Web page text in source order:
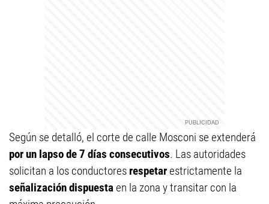
Según se detalló, el corte de calle Mosconi se extenderá
por un lapso de 7 días consecutivos. Las autoridades
solicitan a los conductores respetarestrictamente la
señalización dispuestaen la zona y transitar con la